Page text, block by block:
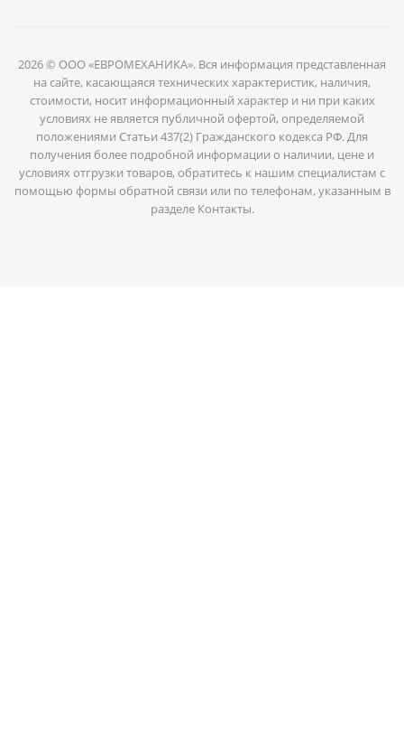
2026 © ООО «ЕВРОМЕХАНИКА». Вся информация представленная
на сайте, касающаяся технических характеристик, наличия,
стоимости, носит информационный характер и ни при каких
условиях не является публичной офертой, определяемой
положениями Статьи 437(2) Гражданского кодекса РФ. Для
получения более подробной информации о наличии, цене и
условиях отгрузки товаров, обратитесь к нашим специалистам с
помощью формы обратной связи или по телефонам, указанным в
разделе Контакты.